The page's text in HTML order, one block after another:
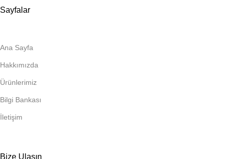
Sayfalar
Ana Sayfa
Hakkımızda
Ürünlerimiz
Bilgi Bankası
İletişim
Bize Ulaşın